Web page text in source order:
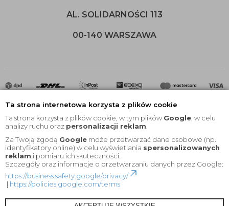
Ta strona internetowa korzysta z plików cookie
Ta strona korzysta z plików cookie, w tym plików Google , w celu
analizy ruchu oraz personalizacji reklam
Za Twoją zgodą Google może przetwarzać dane osobowe (np.
identyfikatory online) w celu wyświetlania spersonalizowanych
reklam i pomiaru ich skuteczności.
Szczegóły oraz informacje o przetwarzaniu danych przez Google:
https://business.safety.google/privacy/
| https://policies.google.com/terms
AL. SOLIDARNOŚCI 113
00-140 WARSZAWA
2020 © Wszelkie Prawa Zastrzeżone |KEYfabrics
Projekt i oprogramowanie sklepu: